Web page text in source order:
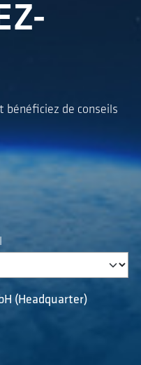
bénéficiez de conseils
(Headquarter)